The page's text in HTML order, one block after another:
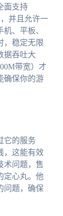
面支持
并且允许一
、平板、
，稳定无限
据吞吐大
带宽）才
确保你的游
它的服务
，这能有效
术问题，售
定心丸。他
问题，确保